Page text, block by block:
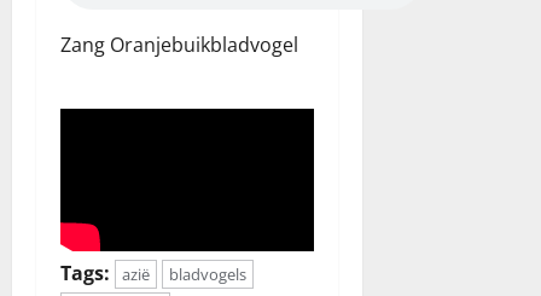
Zang Oranjebuikbladvogel
Tags: azië bladvogels